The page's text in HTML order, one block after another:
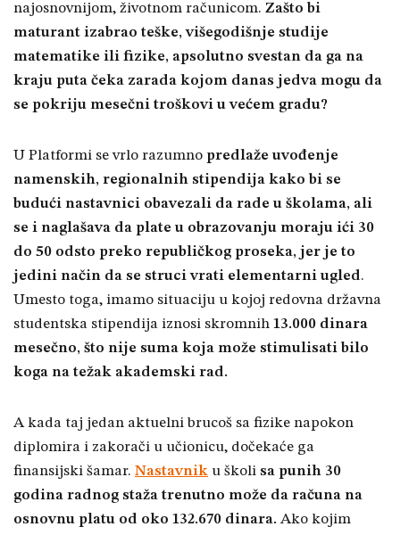
najosnovnijom, životnom računicom. Zašto bi
maturant izabrao teške, višegodišnje studije
matematike ili fizike, apsolutno svestan da ga na
kraju puta čeka zarada kojom danas jedva mogu da
se pokriju mesečni troškovi u većem gradu?
U Platformi se vrlo razumno predlaže uvođenje
namenskih, regionalnih stipendija kako bi se
budući nastavnici obavezali da rade u školama, ali
se i naglašava da plate u obrazovanju moraju ići 30
do 50 odsto preko republičkog proseka, jer je to
jedini način da se struci vrati elementarni ugled.
Umesto toga, imamo situaciju u kojoj redovna državna
studentska stipendija iznosi skromnih 13.000 dinara
mesečno, što nije suma koja može stimulisati bilo
koga na težak akademski rad.
A kada taj jedan aktuelni brucoš sa fizike napokon
diplomira i zakorači u učionicu, dočekaće ga
finansijski šamar. Nastavnik u školi sa punih 30
godina radnog staža trenutno može da računa na
osnovnu platu od oko 132.670 dinara. Ako kojim